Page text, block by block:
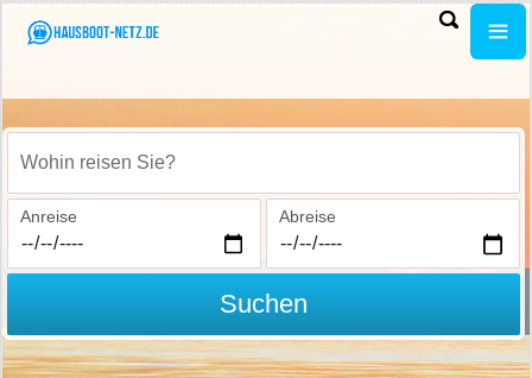
Wohin reisen Sie?
Anreise Abreise
Suchen